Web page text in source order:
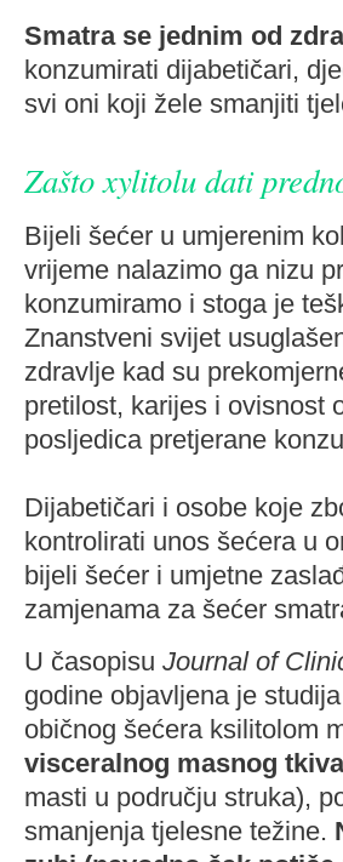
Smatra se jednim od
konzumirati dijabetičari,
svi oni koji žele smanjiti
Zašto xylitolu dati
Bijeli šećer u umjerenim
vrijeme nalazimo ga nizu
konzumiramo i stoga je
Znanstveni svijet
zdravlje kad su
pretilost, karijes i ovisnost
posljedica pretjerane
Dijabetičari i osobe koje
kontrolirati unos šećera u
bijeli šećer i umjetne
zamjenama za šećer
U časopisu Journal of
godine objavljena je
običnog šećera ksilitolom
visceralnog masnog
masti u području struka),
smanjenja tjelesne težine.